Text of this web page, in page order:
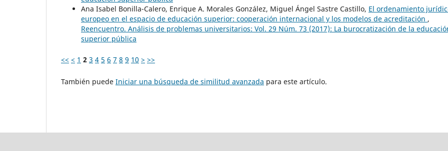
Ana Isabel Bonilla-Calero, Enrique A. Morales González, Miguel Ángel Sastre Castillo, El ordenamiento
europeo en el espacio de educación superior: cooperación internacional y los modelos de acreditación ,
Reencuentro. Análisis de problemas universitarios: Vol. 29 Núm. 73 (2017): La burocratización de la
superior pública
<< < 1 2 3 4 5 6 7 8 9 10 > >>
También puede Iniciar una búsqueda de similitud avanzada para este artículo.